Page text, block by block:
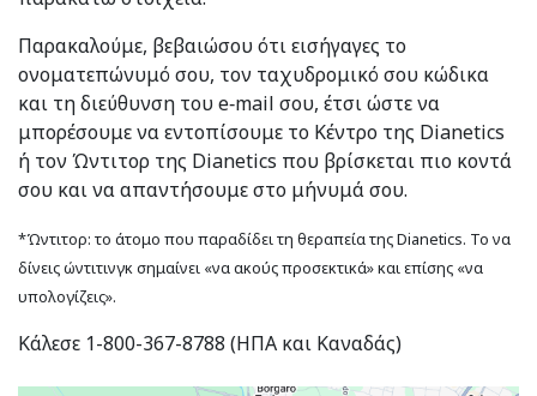
Παρακαλούμε, βεβαιώσου ότι εισήγαγες το
ονοματεπώνυμό σου, τον ταχυδρομικό σου κώδικα
και τη διεύθυνση του e‑mail σου, έτσι ώστε να
μπορέσουμε να εντοπίσουμε το Κέντρο της Dianetics
ή τον Ώντιτορ της Dianetics που βρίσκεται πιο κοντά
σου και να απαντήσουμε στο μήνυμά σου.
*Ώντιτορ: το άτομο που παραδίδει τη θεραπεία της Dianetics. Το να
δίνεις ώντιτινγκ σημαίνει «να ακούς προσεκτικά» και επίσης «να
υπολογίζεις».
Κάλεσε 1-800-367-8788 (ΗΠΑ και Καναδάς)